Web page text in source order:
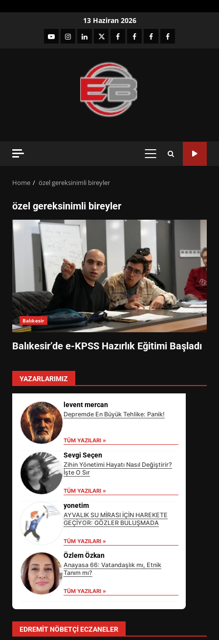
13 Haziran 2026
YouTubeInstagram
LinkedIntwitterfacebook-Facebook-
Facebook-Facebook-
PRIMARY
Home özel gereksinimli bireyler
özel gereksinimli bireyler
Balıkesir
Balıkesir’de e-KPSS Hazırlık Eğitimi Başladı
YAZARLARIMIZ
levent mercan
Depremde En Büyük Tehlike: Panik!
TÜM YAZILARI »
Sevgi Seçen
Zihin Yönetimi Hayatı Nasıl Değiştirir?
İşte O Sır
TÜM YAZILARI »
yonetim
AYVALIK SU MİRASI İÇİN HAREKETE
GEÇİYOR: GÖZLER BULUŞMADA
TÜM YAZILARI »
Özlem Özkan
Anayasa 66: Vatandaşlık mı, Etnik
Tanım mı?
TÜM YAZILARI »
EDREMIT NÖBETÇI ECZANELER
3
EDREMİT’İN GURURU TÜRKİYE
FİNALİNDE NE BAŞARDI?
4